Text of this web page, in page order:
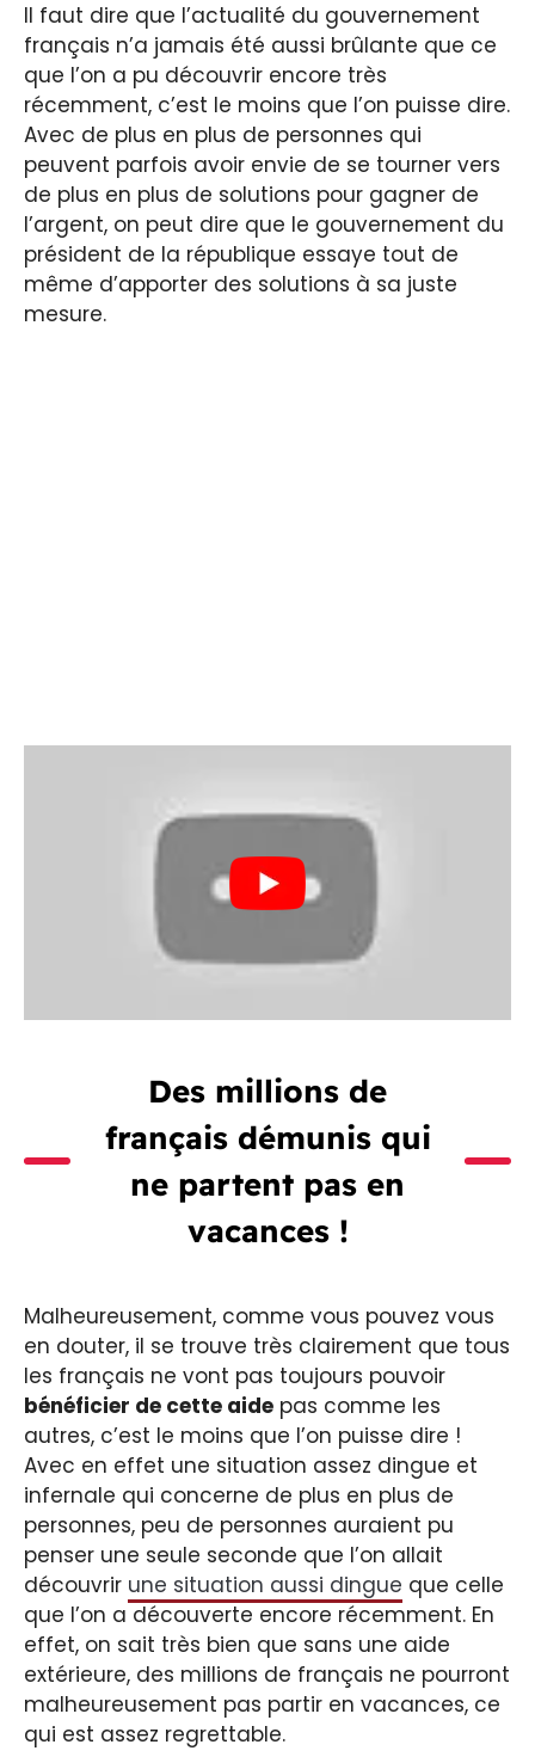
Il faut dire que l’actualité du gouvernement
français n’a jamais été aussi brûlante que ce
que l’on a pu découvrir encore très
récemment, c’est le moins que l’on puisse dire.
Avec de plus en plus de personnes qui
peuvent parfois avoir envie de se tourner vers
de plus en plus de solutions pour gagner de
l’argent, on peut dire que le gouvernement du
président de la république essaye tout de
même d’apporter des solutions à sa juste
mesure.
Des millions de
français démunis qui
ne partent pas en
vacances !
Malheureusement, comme vous pouvez vous
en douter, il se trouve très clairement que tous
les français ne vont pas toujours pouvoir
bénéficier de cette aide pas comme les
autres, c’est le moins que l’on puisse dire !
Avec en effet une situation assez dingue et
infernale qui concerne de plus en plus de
personnes, peu de personnes auraient pu
penser une seule seconde que l’on allait
découvrir une situation aussi dingue que celle
que l’on a découverte encore récemment. En
effet, on sait très bien que sans une aide
extérieure, des millions de français ne pourront
malheureusement pas partir en vacances, ce
qui est assez regrettable.